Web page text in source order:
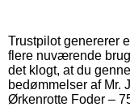
Trustpilot genererer
flere nuværende
det klogt, at du
bedømmelser af Mr.
Ørkenrotte Foder –